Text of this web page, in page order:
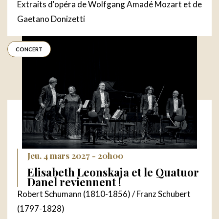
Extraits d'opéra de Wolfgang Amadé Mozart et de
Gaetano Donizetti
Elisabeth Leonskaja et le Quatuor
Danel reviennent !
Jeu. 4 mars 2027 - 20h00
Robert Schumann (1810-1856) / Franz Schubert
(1797-1828)
CONCERT